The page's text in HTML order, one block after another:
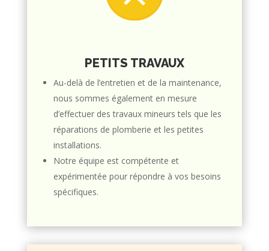
PETITS TRAVAUX
Au-delà de l’entretien et de la maintenance,
nous sommes également en mesure
d’effectuer des travaux mineurs tels que les
réparations de plomberie et les petites
installations.
Notre équipe est compétente et
expérimentée pour répondre à vos besoins
spécifiques.